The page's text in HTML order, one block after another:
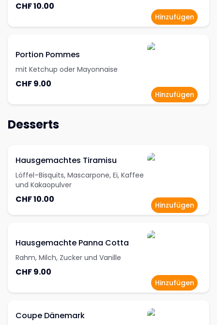
CHF 10.00
Hinzufügen
Portion Pommes
mit Ketchup oder Mayonnaise
CHF 9.00
Hinzufügen
Desserts
Hausgemachtes Tiramisu
Löffel–Bisquits, Mascarpone, Ei, Kaffee
und Kakaopulver
CHF 10.00
Hinzufügen
Hausgemachte Panna Cotta
Rahm, Milch, Zucker und Vanille
CHF 9.00
Hinzufügen
Coupe Dänemark